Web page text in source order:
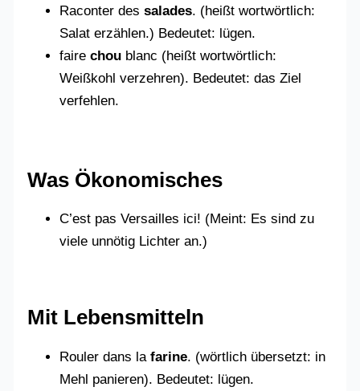
Raconter dessalades. (heißt wortwörtlich:
Salat erzählen.) Bedeutet: lügen.
fairechou blanc (heißt wortwörtlich:
Weißkohl verzehren). Bedeutet: das Ziel
verfehlen.
Was Ökonomisches
C’est pas Versailles ici! (Meint: Es sind zu
viele unnötig Lichter an.)
Mit Lebensmitteln
Rouler dans lafarine. (wörtlich übersetzt: in
Mehl panieren). Bedeutet: lügen.